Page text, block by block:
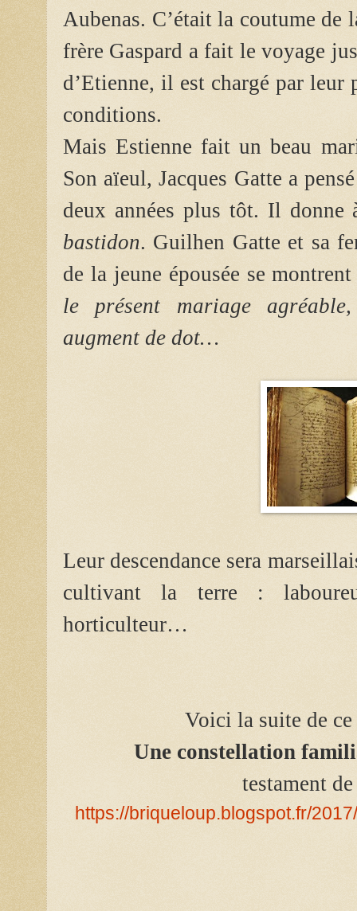
Aubenas. C’était la coutume de
frère Gaspard a fait le voyage
d’Etienne, il est chargé par leur
conditions.
Mais Estienne fait un beau
Son aïeul, Jacques Gatte a
deux années plus tôt. Il
bastidon. Guilhen Gatte et sa
de la jeune épousée se
le présent mariage
augment de dot…
Leur descendance sera
cultivant la terre :
horticulteur…
Voici la suite de
Une constellation
testament
https://briqueloup.blogspot.fr/